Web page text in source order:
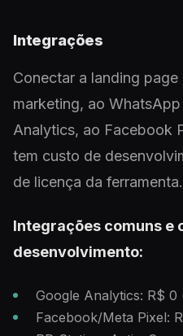
Integrações
Conectar a landing
marketing, ao
Analytics, ao Facebook
tem custo de
de licença da ferramenta.
Integrações comuns e
desenvolvimento:
Google Analytics: R$
Facebook/Meta Pixel: